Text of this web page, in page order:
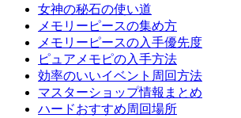
女神の秘石の使い道
メモリーピースの集め方
メモリーピースの入手優先度
ピュアメモピの入手方法
効率のいいイベント周回方法
マスターショップ情報まとめ
ハードおすすめ周回場所